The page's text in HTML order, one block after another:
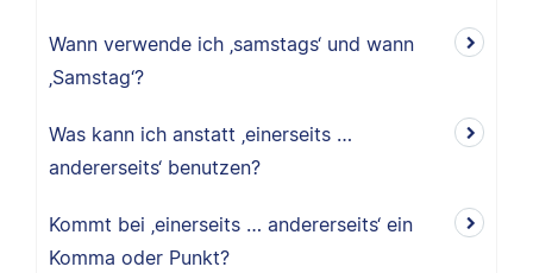
Wann verwende ich ‚samstags‘ und wann
‚Samstag‘?
Was kann ich anstatt ‚einerseits …
andererseits‘ benutzen?
Kommt bei ‚einerseits … andererseits‘ ein
Komma oder Punkt?